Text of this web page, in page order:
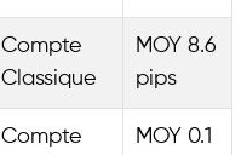
Compte
Classique
MOY 8.6
pips
Compte
MOY 0.1